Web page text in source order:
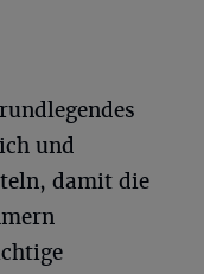
und
damit die